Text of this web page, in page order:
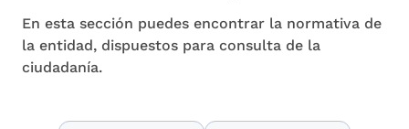
En esta sección puedes encontrar la normativa de
la entidad, dispuestos para consulta de la
ciudadanía.